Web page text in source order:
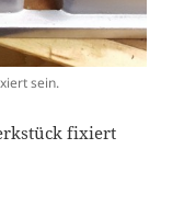
sein.
fixiert